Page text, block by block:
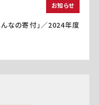
お知らせ
なの寄付」／2024年度